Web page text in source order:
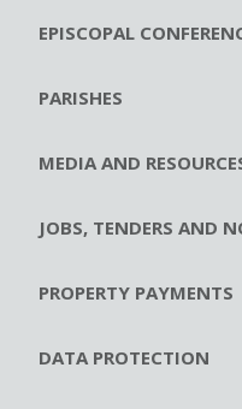
EPISCOPAL
PARISHES
MEDIA AND
JOBS, TENDERS AND
PROPERTY PAYMENTS
DATA PROTECTION